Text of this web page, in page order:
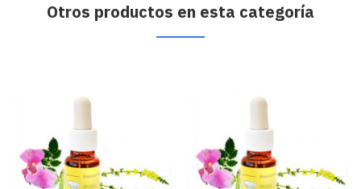
Otros productos en esta categoría